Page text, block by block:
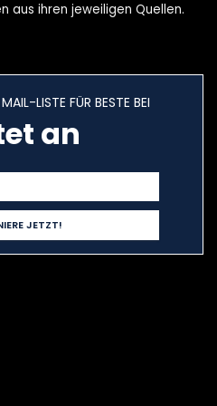
aus ihren jeweiligen Quellen.
LISTE FÜR BESTE BEI
an